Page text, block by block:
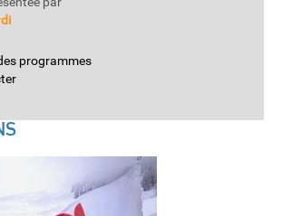
programmes